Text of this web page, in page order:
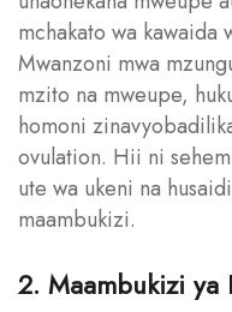
mchakato wa kawaida
Mwanzoni mwa
mzito na mweupe,
homoni
ovulation. Hii ni
ute wa ukeni na
maambukizi.
2. Maambukizi ya